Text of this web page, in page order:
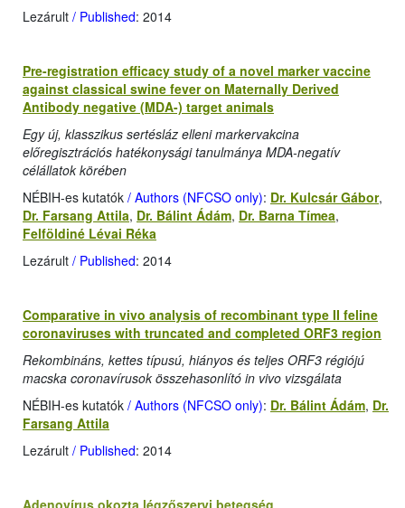
Lezárult / Published: 2014
Pre-registration efficacy study of a novel marker vaccine
against classical swine fever on Maternally Derived
Antibody negative (MDA-) target animals
Egy új, klasszikus sertésláz elleni markervakcina
előregisztrációs hatékonysági tanulmánya MDA-negatív
célállatok körében
NÉBIH-es kutatók / Authors (NFCSO only): Dr. Kulcsár Gábor,
Dr. Farsang Attila, Dr. Bálint Ádám, Dr. Barna Tímea,
Felföldiné Lévai Réka
Lezárult / Published: 2014
Comparative in vivo analysis of recombinant type II feline
coronaviruses with truncated and completed ORF3 region
Rekombináns, kettes típusú, hiányos és teljes ORF3 régiójú
macska coronavírusok összehasonlító in vivo vizsgálata
NÉBIH-es kutatók / Authors (NFCSO only): Dr. Bálint Ádám, Dr.
Farsang Attila
Lezárult / Published: 2014